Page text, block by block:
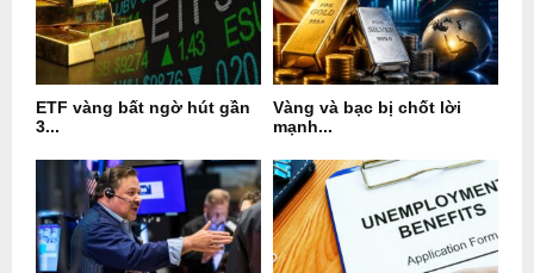
ETF vàng bất ngờ hút gần
3...
Vàng và bạc bị chốt lời
mạnh...